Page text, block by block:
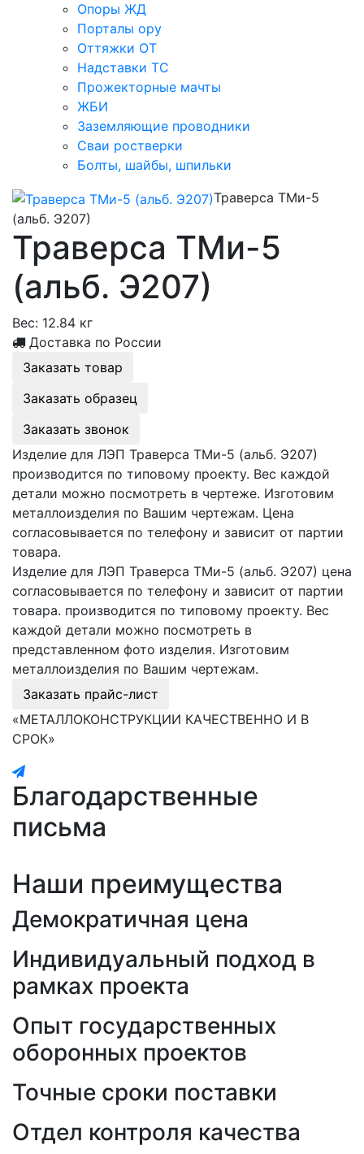
Опоры ЖД
Порталы ору
Оттяжки ОТ
Надставки ТС
Прожекторные мачты
ЖБИ
Заземляющие проводники
Сваи ростверки
Болты, шайбы, шпильки
Траверса ТМи-5
(альб. Э207)
Траверса ТМи-5
(альб. Э207)
Вес: 12.84 кг
Доставка по России
Заказать товар
Заказать образец
Заказать звонок
Изделие для ЛЭП Траверса ТМи-5 (альб. Э207)
производится по типовому проекту. Вес каждой
детали можно посмотреть в чертеже. Изготовим
металлоизделия по Вашим чертежам. Цена
согласовывается по телефону и зависит от партии
товара.
Изделие для ЛЭП Траверса ТМи-5 (альб. Э207) цена
согласовывается по телефону и зависит от партии
товара. производится по типовому проекту. Вес
каждой детали можно посмотреть в
представленном фото изделия. Изготовим
металлоизделия по Вашим чертежам.
Заказать прайс-лист
«МЕТАЛЛОКОНСТРУКЦИИ КАЧЕСТВЕННО И В
СРОК»
Благодарственные
письма
Наши преимущества
Демократичная цена
Индивидуальный подход в
рамках проекта
Опыт государственных
оборонных проектов
Точные сроки поставки
Отдел контроля качества